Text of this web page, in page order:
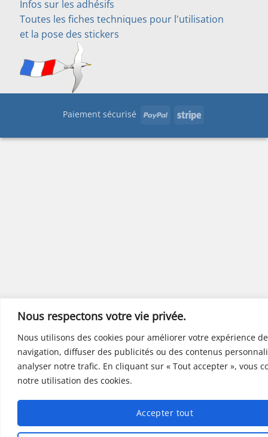
Nous respectons votre vie privée.
Nous utilisons des cookies pour améliorer votre expérience de
navigation, diffuser des publicités ou des contenus
analyser notre trafic. En cliquant sur « Tout accepter », vous
notre utilisation des cookies.
Accepter tout
Infos sur les adhésifs
Toutes les fiches techniques pour l'utilisation
et la pose des stickers
Paiement sécurisé PayPal Stripe